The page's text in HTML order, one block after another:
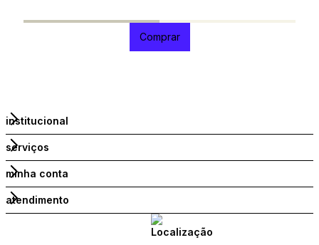
Comprar
institucional
serviços
minha conta
atendimento